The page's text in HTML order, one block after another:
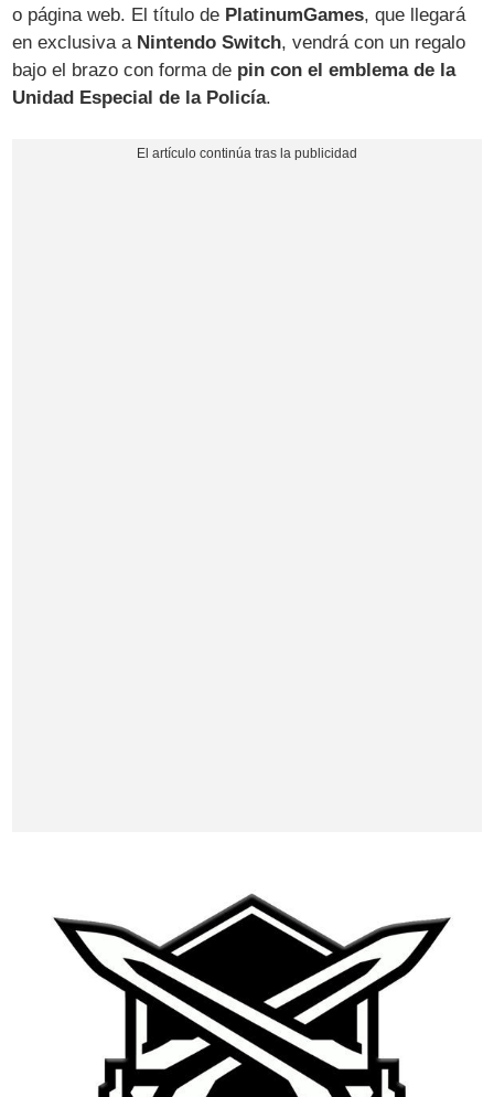
o página web. El título de PlatinumGames, que llegará
en exclusiva a Nintendo Switch, vendrá con un regalo
bajo el brazo con forma de pin con el emblema de la
Unidad Especial de la Policía.